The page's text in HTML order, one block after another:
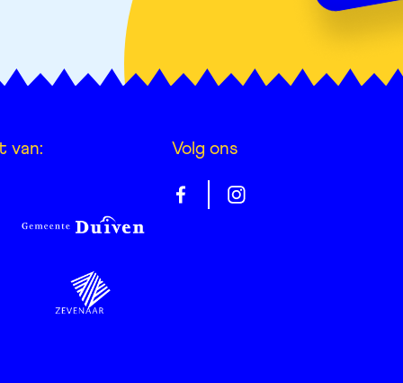
van: Volg ons
Gelrepas